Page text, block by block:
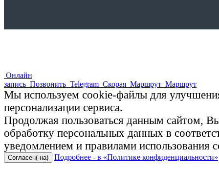
Онлайн
запись Позвонить Telegram Скорая Маршрут Маршрут
Мы используем cookie-файлы для
персонализации сервиса.
Продолжая пользоваться данным сайтом, Вы
обработку персональных данных в
уведомлением и правилами использования
Согласен(-на) Подробнее - в «Политике конфиденциальности»